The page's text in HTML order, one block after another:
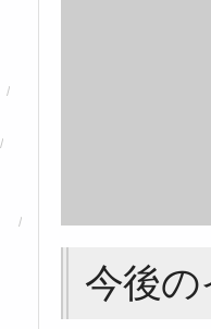
今後の